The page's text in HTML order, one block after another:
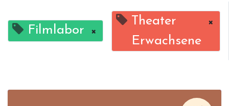
Filmlabor ×
Theater
Erwachsene
×